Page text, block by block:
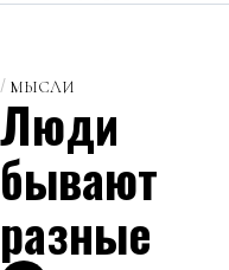
МЫСЛИ
Люди
бывают
разные